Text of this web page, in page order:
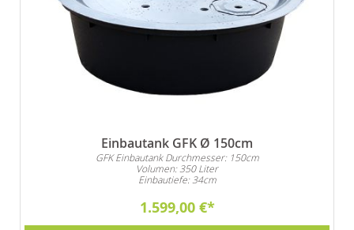
Einbautank GFK Ø 150cm
GFK Einbautank Durchmesser: 150cm
Volumen: 350 Liter
Einbautiefe: 34cm
1.599,00 €